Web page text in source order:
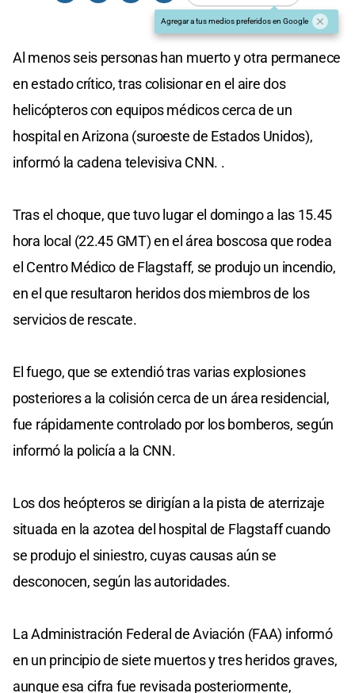
Agregar a tus medios preferidos en Google
Al menos seis personas han muerto y otra permanece
en estado crítico, tras colisionar en el aire dos
helicópteros con equipos médicos cerca de un
hospital en Arizona (suroeste de Estados Unidos),
informó la cadena televisiva CNN. .
Tras el choque, que tuvo lugar el domingo a las 15.45
hora local (22.45 GMT) en el área boscosa que rodea
el Centro Médico de Flagstaff, se produjo un incendio,
en el que resultaron heridos dos miembros de los
servicios de rescate.
El fuego, que se extendió tras varias explosiones
posteriores a la colisión cerca de un área residencial,
fue rápidamente controlado por los bomberos, según
informó la policía a la CNN.
Los dos heópteros se dirigían a la pista de aterrizaje
situada en la azotea del hospital de Flagstaff cuando
se produjo el siniestro, cuyas causas aún se
desconocen, según las autoridades.
La Administración Federal de Aviación (FAA) informó
en un principio de siete muertos y tres heridos graves,
aunque esa cifra fue revisada posteriormente,